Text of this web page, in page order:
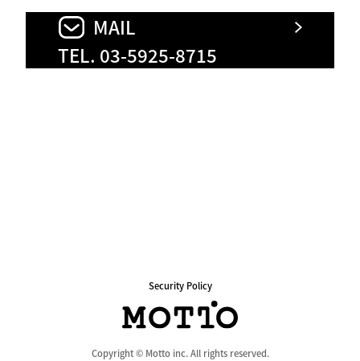
MAIL
TEL. 03-5925-8715
Security Policy
Copyright © Motto inc. All rights reserved.